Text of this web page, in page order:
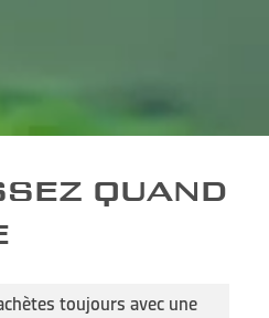
QUAND
toujours avec une